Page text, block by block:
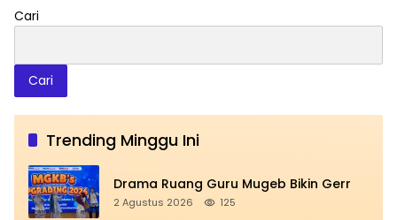
Cari
Cari
Trending Minggu Ini
Drama Ruang Guru Mugeb Bikin Gerr
2 Agustus 2026 125